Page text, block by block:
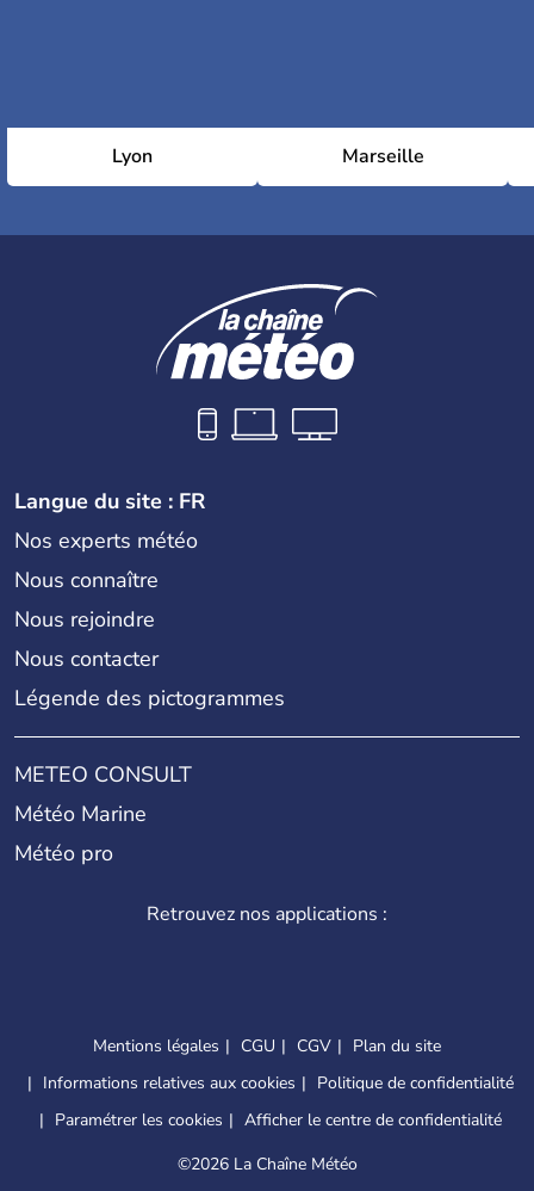
Lyon Marseille
Langue du site : FR
Nos experts météo
Nous connaître
Nous rejoindre
Nous contacter
Légende des pictogrammes
METEO CONSULT
Météo Marine
Météo pro
Retrouvez nos applications :
Mentions légales CGU CGV
Plan du site
Informations relatives aux cookies
Politique de confidentialité
Paramétrer les cookies
Afficher le centre de confidentialité
©2026 La Chaîne Météo